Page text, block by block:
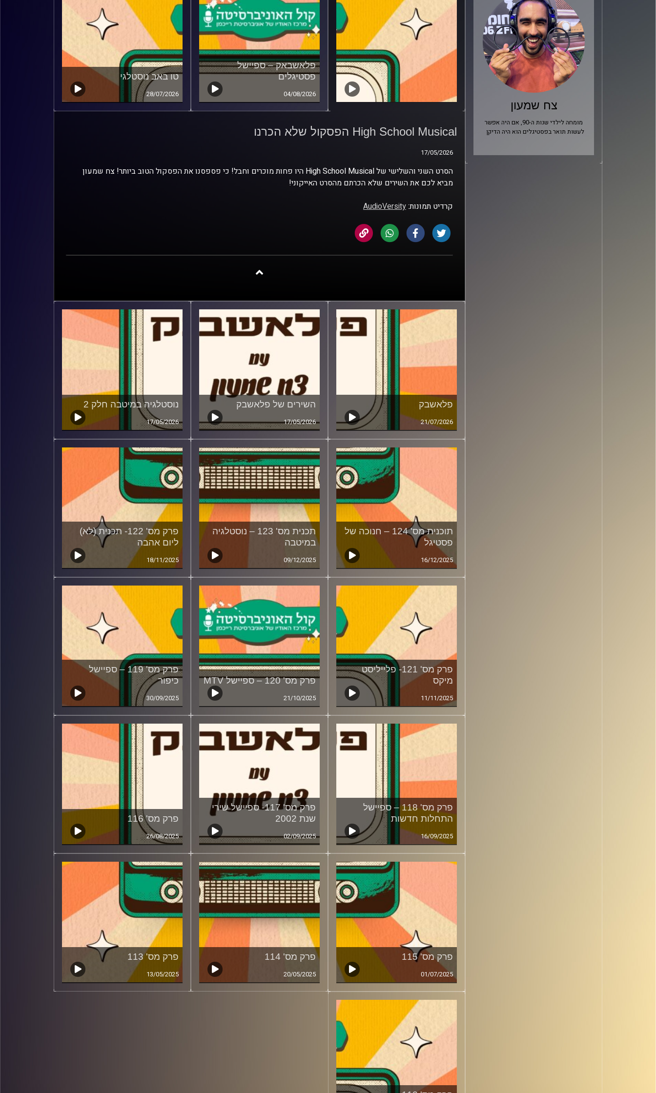
צח שמעון
מומחה לילדי שנות ה-90, אם היה אפשר
לעשות תואר בפסטיגלים הוא היה הדיקן
פלאשבאק – ספיישל
פסטיגלים
04/08/2026
טו באב נוסטלגי
28/07/2026
High School Musical הפסקול שלא הכרנו
17/05/2026
הסרט השני והשלישי של High School Musical היו פחות מוכרים וחבל! כי פספסנו את הפסקול הטוב ביותר! צח שמעון
מביא לכם את השירים שלא הכרתם מהסרט האייקוני!
קרדיט תמונות:AudioVersity
פלאשבק
21/07/2026
השירים של פלאשבק
17/05/2026
נוסטלגיה במיטבה חלק 2
17/05/2026
תוכנית מס' 124 – חנוכה של
פסטיגל
16/12/2025
תכנית מס' 123 – נוסטלגיה
במיטבה
09/12/2025
פרק מס' 122- תכנית (לא)
ליום אהבה
18/11/2025
פרק מס' 121- פלייליסט
מיקס
11/11/2025
פרק מס' 120 – ספיישל MTV
21/10/2025
פרק מס' 119 – ספיישל
כיפור
30/09/2025
פרק מס' 118 – ספיישל
התחלות חדשות
16/09/2025
פרק מס' 117- ספיישל שירי
שנת 2002
02/09/2025
פרק מס' 116
26/08/2025
פרק מס' 115
01/07/2025
פרק מס' 114
20/05/2025
פרק מס' 113
13/05/2025